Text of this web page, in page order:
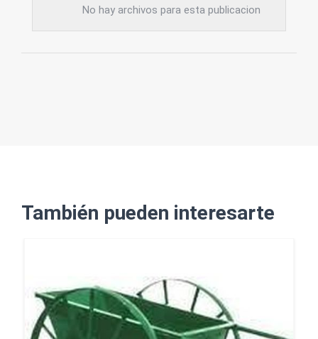
No hay archivos para esta publicacion
También pueden interesarte